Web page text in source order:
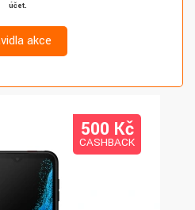
účet.
akce
500 Kč
CASHBACK